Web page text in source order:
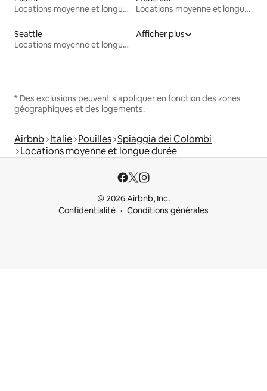
Locations moyenne et longue durée
Locations moyenne et longue durée
Seattle
Locations moyenne et longue durée
Afficher plus
* Des exclusions peuvent s'appliquer en fonction des zones
géographiques et des logements.
Airbnb Italie Pouilles Spiaggia dei Colombi
Locations moyenne et longue durée
© 2026 Airbnb, Inc.
Confidentialité
Conditions générales